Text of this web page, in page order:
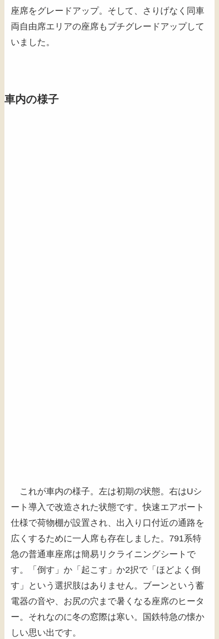
座席をグレードアップ。そして、さりげなく同車
両自由席エリアの座席もプチグレードアップして
いました。
車内の様子
これが車内の様子。左は初期の状態。右はUシ
ート導入で改造された状態です。快速エアポート
仕様で荷物棚が設置され、出入り口付近の通路を
広くするために一人席も存在しました。791系特
急の普通車座席は簡易リクライニングシートで
す。「倒す」か「起こす」か2択で「ほどよく倒
す」という選択肢はありません。ブーンという蓄
電器の音や、お尻の穴まで暑くなる座席のヒータ
ー。それなのに冬の窓際は寒い。国鉄特急の懐か
しい思い出です。